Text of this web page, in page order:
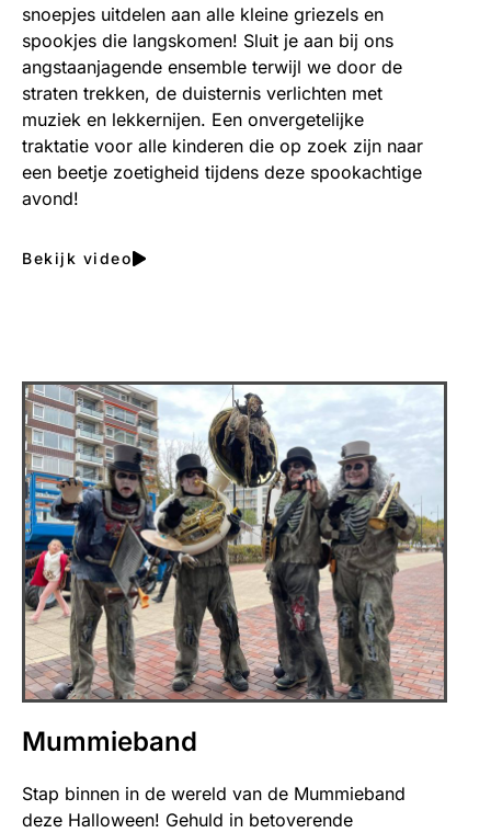
snoepjes uitdelen aan alle kleine griezels en
spookjes die langskomen! Sluit je aan bij ons
angstaanjagende ensemble terwijl we door de
straten trekken, de duisternis verlichten met
muziek en lekkernijen. Een onvergetelijke
traktatie voor alle kinderen die op zoek zijn naar
een beetje zoetigheid tijdens deze spookachtige
avond!
Bekijk video
Mummieband
Stap binnen in de wereld van de Mummieband
deze Halloween! Gehuld in betoverende